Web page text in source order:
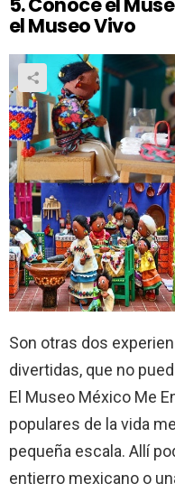
el Museo Vivo
Son otras dos
divertidas, que no
El Museo México Me
populares de la vida
pequeña escala. Allí
entierro mexicano o